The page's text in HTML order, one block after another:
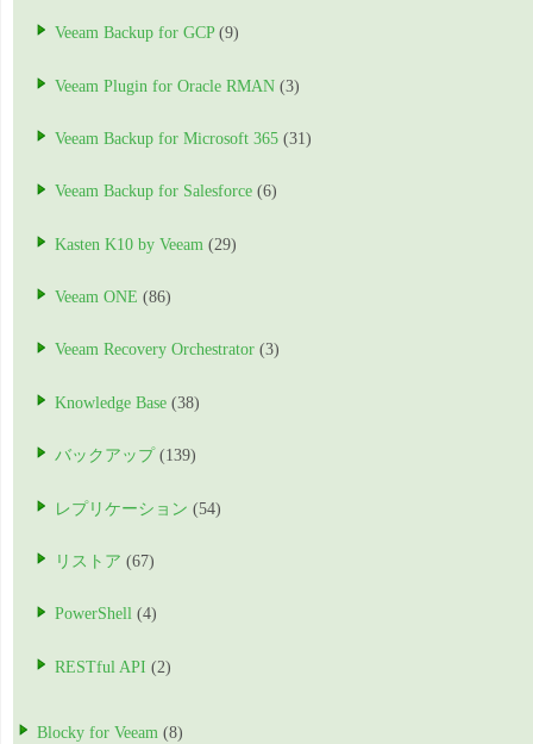
Veeam Backup for GCP(9)
Veeam Plugin for Oracle RMAN (3)
Veeam Backup for Microsoft 365 (31)
Veeam Backup for Salesforce (6)
Kasten K10 by Veeam (29)
Veeam ONE (86)
Veeam Recovery Orchestrator (3)
Knowledge Base (38)
バックアップ (139)
レプリケーション (54)
リストア (67)
PowerShell (4)
RESTful API (2)
Blocky for Veeam (8)